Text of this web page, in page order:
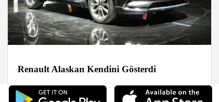
Renault Alaskan Kendini Gösterdi
Haberler